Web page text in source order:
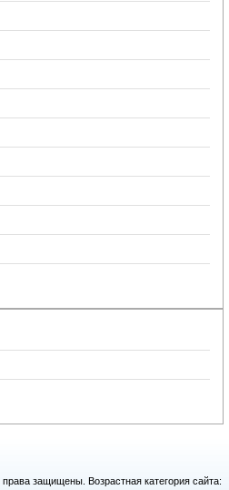
защищены. Возрастная категория сайта: